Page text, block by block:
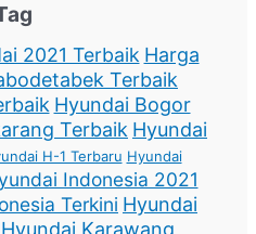
2021 Terbaik Harga
Terbaik
Hyundai Bogor
Terbaik Hyundai
H-1 Terbaru Hyundai
Indonesia 2021
Terkini Hyundai
Hyundai Karawang